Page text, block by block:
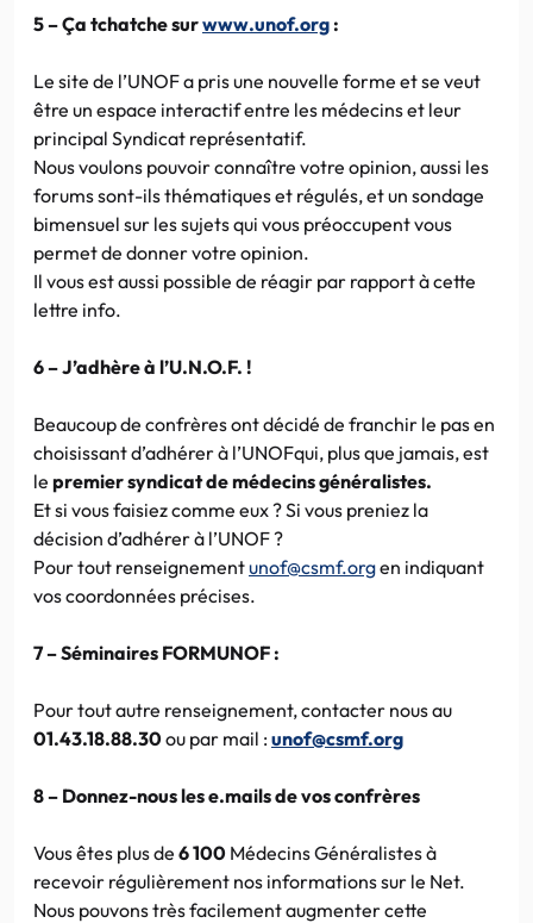
5 – Ça tchatche surwww.unof.org :
Le site de l’UNOF a pris une nouvelle forme et se veut
être un espace interactif entre les médecins et leur
principal Syndicat représentatif.
Nous voulons pouvoir connaître votre opinion, aussi les
forums sont-ils thématiques et régulés, et un sondage
bimensuel sur les sujets qui vous préoccupent vous
permet de donner votre opinion.
Il vous est aussi possible de réagir par rapport à cette
lettre info.
6 – J’adhère à l’U.N.O.F. !
Beaucoup de confrères ont décidé de franchir le pas en
choisissant d’adhérer à l’UNOFqui, plus que jamais, est
le premier syndicat de médecins généralistes.
Et si vous faisiez comme eux ? Si vous preniez la
décision d’adhérer à l’UNOF ?
Pour tout renseignementunof@csmf.orgen indiquant
vos coordonnées précises.
7 – Séminaires FORMUNOF :
Pour tout autre renseignement, contacter nous au
01.43.18.88.30ou par mail :unof@csmf.org
8 – Donnez-nous les e.mails de vos confrères
Vous êtes plus de 6 100 Médecins Généralistes à
recevoir régulièrement nos informations sur le Net.
Nous pouvons très facilement augmenter cette